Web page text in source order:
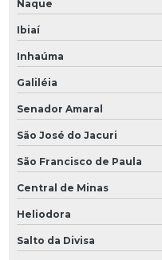
Naque
Ibiaí
Inhaúma
Galiléia
Senador Amaral
São José do Jacuri
São Francisco de Paula
Central de Minas
Heliodora
Salto da Divisa